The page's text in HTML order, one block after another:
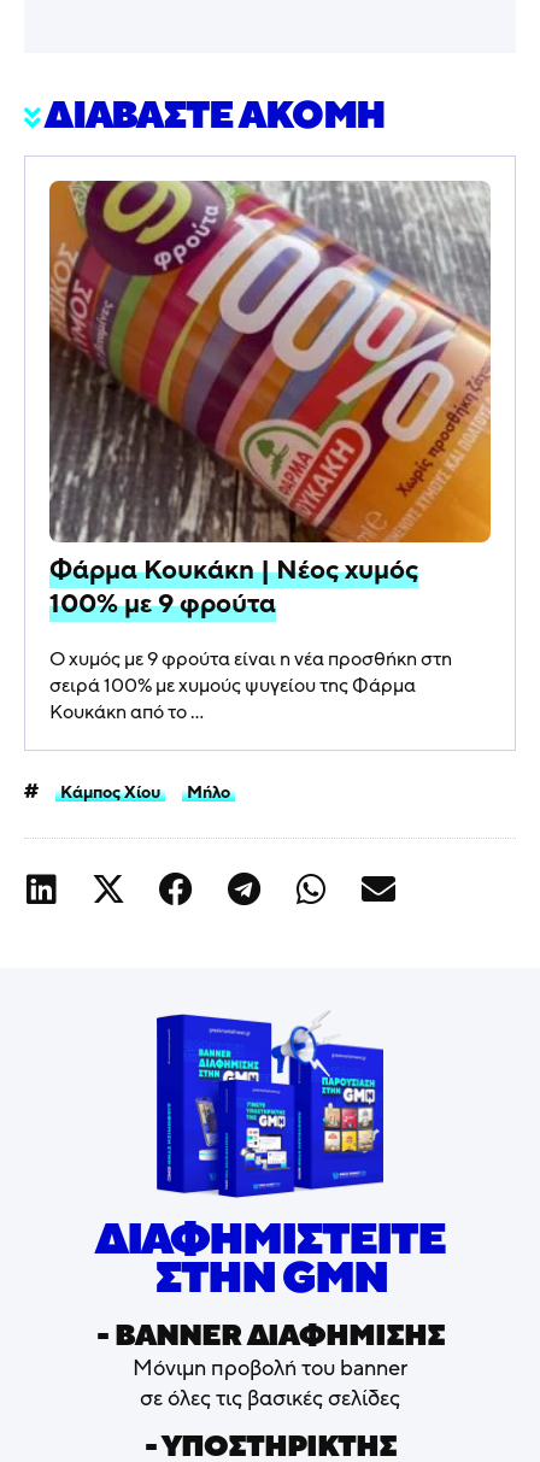
ΔΙΑΒΑΣΤΕ ΑΚΟΜΗ
Φάρμα Κουκάκη | Νέος χυμός
100% με 9 φρούτα
Ο χυμός με 9 φρούτα είναι η νέα προσθήκη στη
σειρά 100% με χυμούς ψυγείου της Φάρμα
Κουκάκη από το ...
Κάμπος Χίου Μήλο
ΔΙΑΦΗΜΙΣΤΕΙΤΕ
ΣΤΗΝ GMN
- ΒΑNNER ΔΙΑΦΗΜΙΣΗΣ
Μόνιμη προβολή του banner
σε όλες τις βασικές σελίδες
- ΥΠΟΣΤΗΡΙΚΤΗΣ